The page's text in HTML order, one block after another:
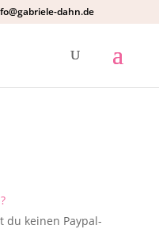
dahn.de
du keinen Paypal-